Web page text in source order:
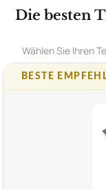
Die besten
Wählen Sie Ihren
BESTE